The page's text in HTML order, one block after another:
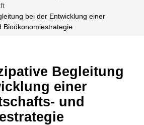
bei der Entwicklung einer
Bioökonomiestrategie
Begleitung
einer
und